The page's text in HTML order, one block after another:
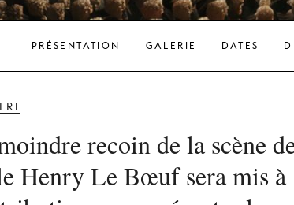
PRÉSENTATION GALERIE DATES
recoin de la scène
Henry Le Bœuf sera mis à